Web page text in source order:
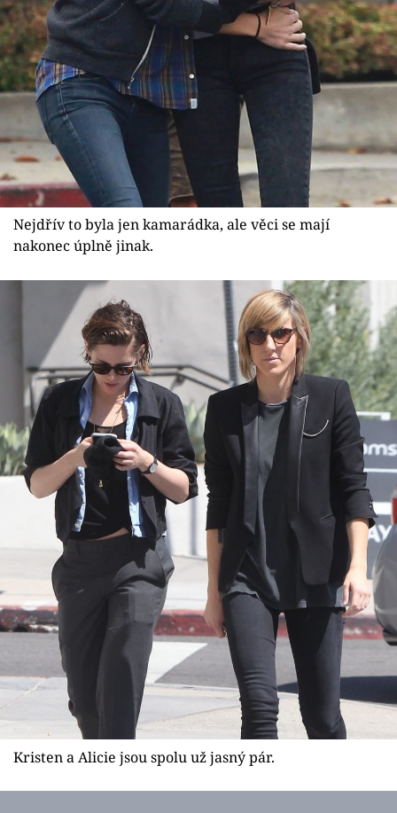
Videa
Sledujte prima+
Přihlášení
Sledujte nás
Nejdřív to byla jen kamarádka, ale věci se mají
nakonec úplně jinak.
Kristen a Alicie jsou spolu už jasný pár.